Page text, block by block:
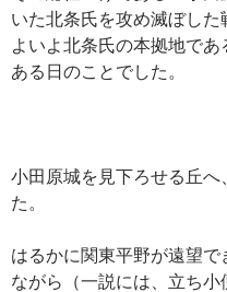
いた北条氏を攻め滅ぼし
よいよ北条氏の本拠地で
ある日のことでした。
小田原城を見下ろせる丘
た。
はるかに関東平野が遠望
ながら（一説には、立ち